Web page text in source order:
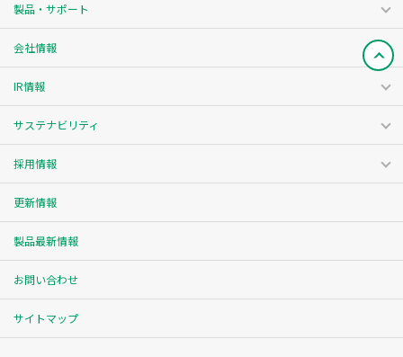
製品・サポート
会社情報
IR情報
サステナビリティ
採用情報
更新情報
製品最新情報
お問い合わせ
サイトマップ